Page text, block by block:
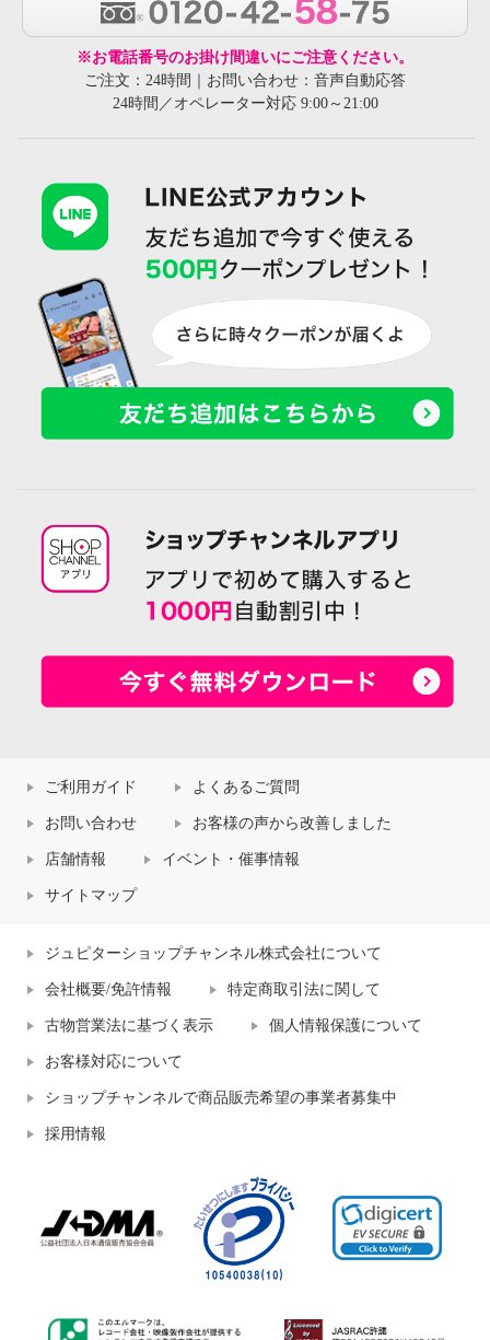
※お電話番号のお掛け間違いにご注意ください。
ご注文：24時間｜お問い合わせ：音声自動応答
24時間／オペレーター対応 9:00～21:00
ご利用ガイド よくあるご質問
お問い合わせ お客様の声から改善しました
店舗情報 イベント・催事情報
サイトマップ
ジュピターショップチャンネル株式会社について
会社概要/免許情報 特定商取引法に関して
古物営業法に基づく表示 個人情報保護について
お客様対応について
ショップチャンネルで商品販売希望の事業者募集中
採用情報